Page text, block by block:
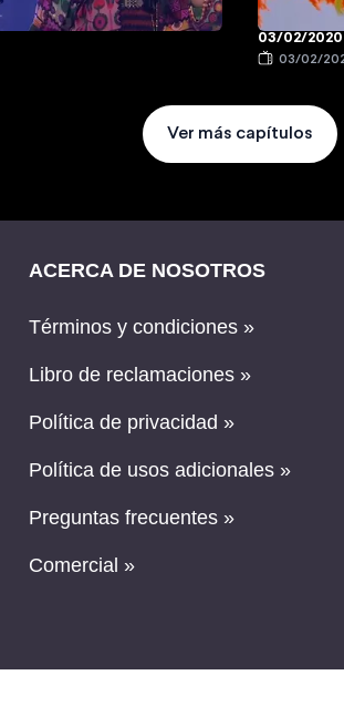
03/02/2020
03/02/
Ver más capítulos
ACERCA DE NOSOTROS
Términos y condiciones »
Libro de reclamaciones »
Política de privacidad »
Política de usos adicionales »
Preguntas frecuentes »
Comercial »